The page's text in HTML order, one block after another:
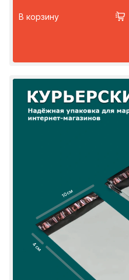
В корзину
10 см
4 см